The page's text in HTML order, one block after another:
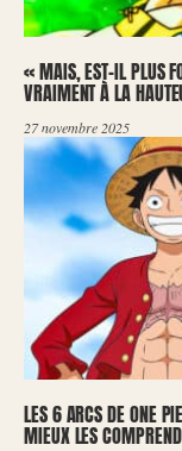
« MAIS, EST-IL PLUS
VRAIMENT À LA
27 novembre 2025
LES 6 ARCS DE ONE
MIEUX LES